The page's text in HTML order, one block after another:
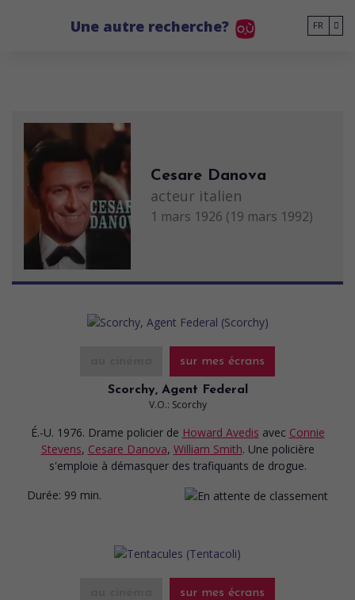
Une autre recherche? FR
Cesare Danova
acteur italien
1 mars 1926 (19 mars 1992)
sur mes écrans
Scorchy, Agent Federal
V.O.: Scorchy
É.-U. 1976. Drame policier de Howard Avedis avec Connie
Stevens, Cesare Danova, William Smith. Une policière
s'emploie à démasquer des trafiquants de drogue.
Durée: 99 min.
sur mes écrans